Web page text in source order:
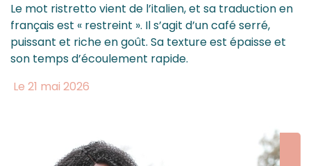
Le mot ristretto vient de l’italien, et sa traduction en
français est « restreint ». Il s’agit d’un café serré,
puissant et riche en goût. Sa texture est épaisse et
son temps d’écoulement rapide.
Le 21 mai 2026